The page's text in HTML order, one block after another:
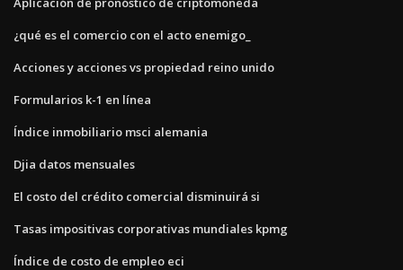
¿qué es el comercio con el acto enemigo_
Acciones y acciones vs propiedad reino unido
Formularios k-1 en línea
Índice inmobiliario msci alemania
Djia datos mensuales
El costo del crédito comercial disminuirá si
Tasas impositivas corporativas mundiales kpmg
Índice de costo de empleo eci